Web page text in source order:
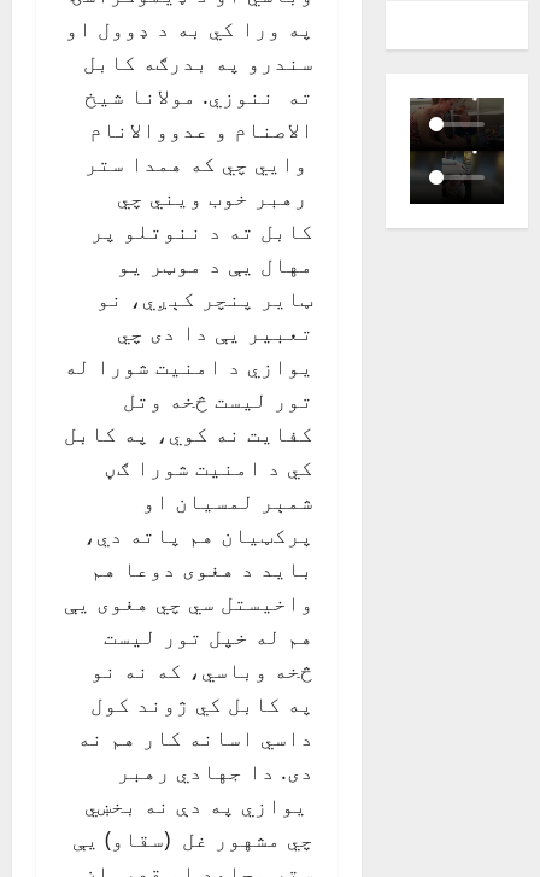
په ورا کي به د ډوول او
سندرو په بدرګه کابل
ته ننوزي. مولانا شيخ
الاصنام و عدووالانام
وايي چي که همدا ستر
رهبر خوب ويني چي
کابل ته د ننوتلو پر
مهال يې د موټر يو
ټاير پنچر کېږي، نو
تعبير يې دا دی چي
يوازي د امنيت شورا له
تور لیست څخه وتل
کفایت نه کوي، په کابل
کي د امنیت شورا ګڼ
شمېر لمسيان او
پرکټيان هم پاته دي،
بايد د هغوی دوعا هم
واخيستل سي چي هغوی يې
هم له خپل تور لیست
څخه وباسي، که نه نو
په کابل کي ژوند کول
داسي اسانه کار هم نه
دی. دا جهادي رهبر
يوازي په دې نه بخښي
چي مشهور غل (سقاو) يې